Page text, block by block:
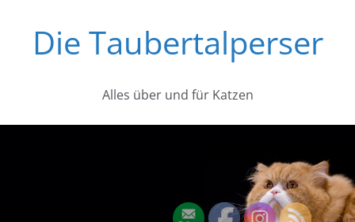
springenDie Taubertalperser
Alles über und für Katzen